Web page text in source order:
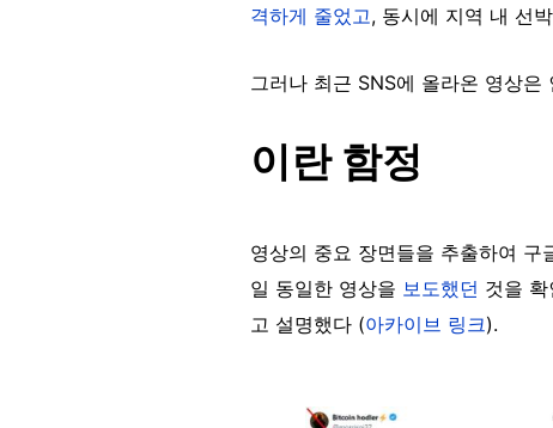
격하게 줄었고, 동시에 지역 내 선
그러나 최근 SNS에 올라온 영상
이란 함정
영상의 중요 장면들을 추출하여 구
일 동일한 영상을 보도했던 것을
고 설명했다 (아카이브 링크).